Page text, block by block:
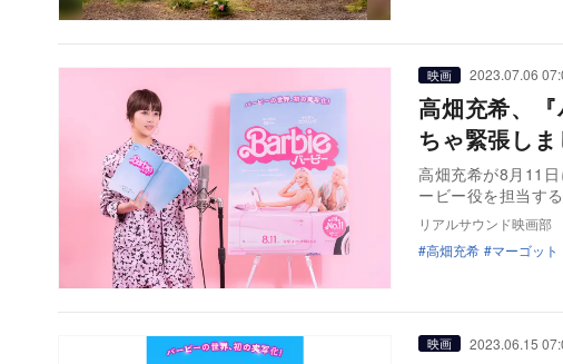
映画 2023.07.06
高畑充希、
ちゃ緊張しま
高畑充希が8月11
ービー役を担当
リアルサウンド映画部
高畑充希
マーゴット
映画 2023.06.15